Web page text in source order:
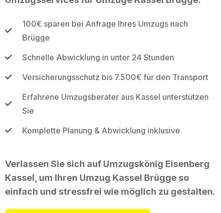
100€ sparen bei Anfrage Ihres Umzugs nach
Brügge
Schnelle Abwicklung in unter 24 Stunden
Versicherungsschutz bis 7.500€ für den Transport
Erfahrene Umzugsberater aus Kassel unterstützen
Sie
Komplette Planung & Abwicklung inklusive
Verlassen Sie sich auf Umzugskönig Eisenberg
Kassel, um Ihren Umzug Kassel Brügge so
einfach und stressfrei wie möglich zu gestalten.